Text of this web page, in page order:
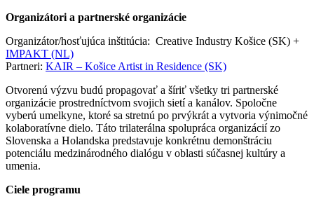
Organizátori a partnerské organizácie
Organizátor/hosťujúca inštitúcia: Creative Industry Košice (SK) +
IMPAKT (NL)
Partneri: KAIR – Košice Artist in Residence (SK)
Otvorenú výzvu budú propagovať a šíriť všetky tri partnerské
organizácie prostredníctvom svojich sietí a kanálov. Spoločne
vyberú umelkyne, ktoré sa stretnú po prvýkrát a vytvoria výnimočné
kolaboratívne dielo. Táto trilaterálna spolupráca organizácií zo
Slovenska a Holandska predstavuje konkrétnu demonštráciu
potenciálu medzinárodného dialógu v oblasti súčasnej kultúry a
umenia.
Ciele programu